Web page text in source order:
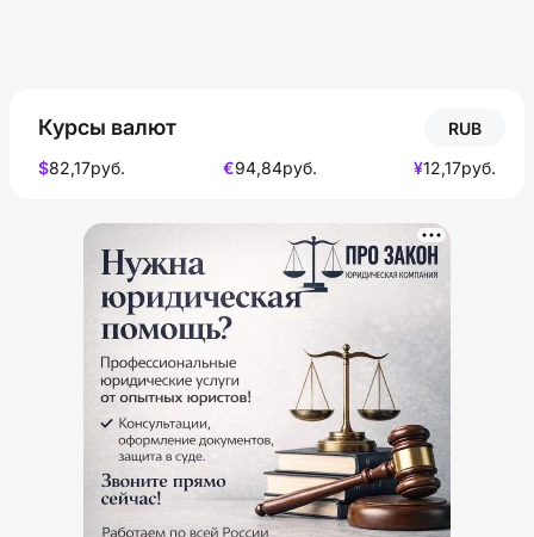
Курсы валют
RUB
$82,17руб. €94,84руб. ¥12,17руб.